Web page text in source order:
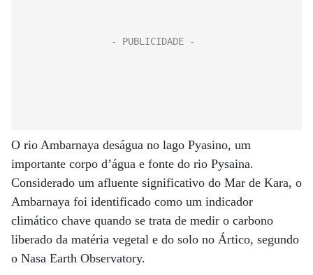
O rio Ambarnaya deságua no lago Pyasino, um
importante corpo d’água e fonte do rio Pysaina.
Considerado um afluente significativo do Mar de Kara, o
Ambarnaya foi identificado como um indicador
climático chave quando se trata de medir o carbono
liberado da matéria vegetal e do solo no Ártico, segundo
o Nasa Earth Observatory.